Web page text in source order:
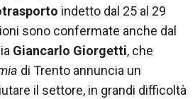
indetto dal 25 al 29
sono confermate anche dal
Giancarlo Giorgetti, che
di Trento annuncia un
il settore, in grandi difficoltà